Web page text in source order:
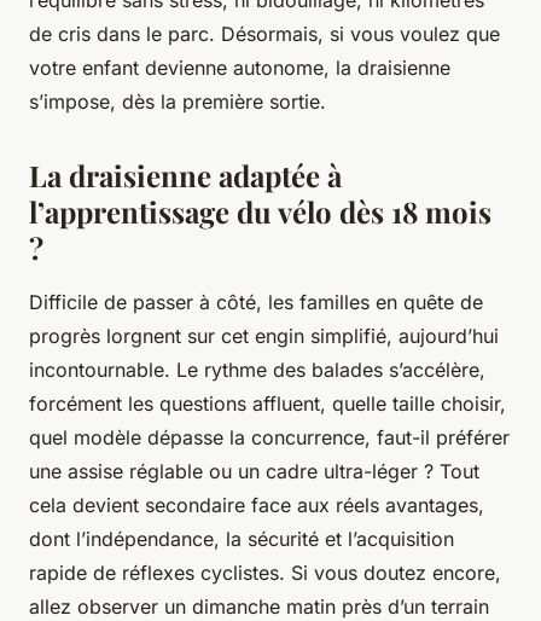
de cris dans le parc. Désormais, si vous voulez que
votre enfant devienne autonome, la draisienne
s’impose, dès la première sortie.
La draisienne adaptée à
l’apprentissage du vélo dès 18 mois
?
Difficile de passer à côté, les familles en quête de
progrès lorgnent sur cet engin simplifié, aujourd’hui
incontournable. Le rythme des balades s’accélère,
forcément les questions affluent, quelle taille choisir,
quel modèle dépasse la concurrence, faut-il préférer
une assise réglable ou un cadre ultra-léger ? Tout
cela devient secondaire face aux réels avantages,
dont l’indépendance, la sécurité et l’acquisition
rapide de réflexes cyclistes. Si vous doutez encore,
allez observer un dimanche matin près d’un terrain